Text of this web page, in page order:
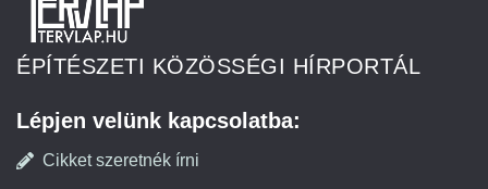
ÉPÍTÉSZETI KÖZÖSSÉGI HÍRPORTÁL
Lépjen velünk kapcsolatba:
Cikket szeretnék írni